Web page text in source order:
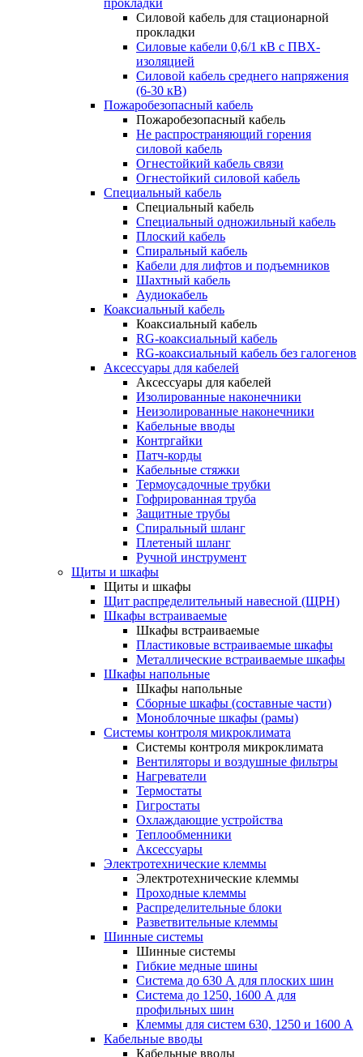
прокладки
Силовой кабель для стационарной
прокладки
Силовые кабели 0,6/1 кВ с ПВХ-
изоляцией
Силовой кабель среднего напряжения
(6-30 кВ)
Пожаробезопасный кабель
Пожаробезопасный кабель
Не распространяющий горения
силовой кабель
Огнестойкий кабель связи
Огнестойкий силовой кабель
Специальный кабель
Специальный кабель
Специальный одножильный кабель
Плоский кабель
Спиральный кабель
Кабели для лифтов и подъемников
Шахтный кабель
Аудиокабель
Коаксиальный кабель
Коаксиальный кабель
RG-коаксиальный кабель
RG-коаксиальный кабель без галогенов
Аксессуары для кабелей
Аксессуары для кабелей
Изолированные наконечники
Неизолированные наконечники
Кабельные вводы
Контргайки
Патч-корды
Кабельные стяжки
Термоусадочные трубки
Гофрированная труба
Защитные трубы
Спиральный шланг
Плетеный шланг
Ручной инструмент
Щиты и шкафы
Щиты и шкафы
Щит распределительный навесной (ЩРН)
Шкафы встраиваемые
Шкафы встраиваемые
Пластиковые встраиваемые шкафы
Металлические встраиваемые шкафы
Шкафы напольные
Шкафы напольные
Сборные шкафы (составные части)
Моноблочные шкафы (рамы)
Системы контроля микроклимата
Системы контроля микроклимата
Вентиляторы и воздушные фильтры
Нагреватели
Термостаты
Гигростаты
Охлаждающие устройства
Теплообменники
Аксессуары
Электротехнические клеммы
Электротехнические клеммы
Проходные клеммы
Распределительные блоки
Разветвительные клеммы
Шинные системы
Шинные системы
Гибкие медные шины
Система до 630 А для плоских шин
Система до 1250, 1600 А для
профильных шин
Клеммы для систем 630, 1250 и 1600 А
Кабельные вводы
Кабельные вводы